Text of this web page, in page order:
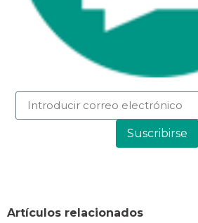
Suscribirse
Artículos relacionados